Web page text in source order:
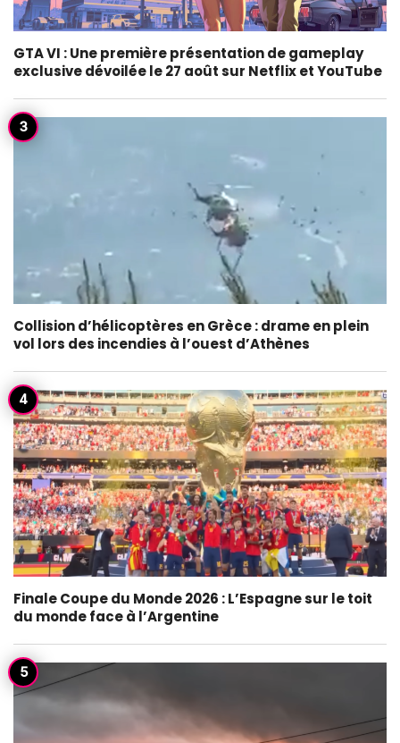
GTA VI : Une première présentation de gameplay
exclusive dévoilée le 27 août sur Netflix et YouTube
Collision d’hélicoptères en Grèce : drame en plein
vol lors des incendies à l’ouest d’Athènes
Finale Coupe du Monde 2026 : L’Espagne sur le toit
du monde face à l’Argentine